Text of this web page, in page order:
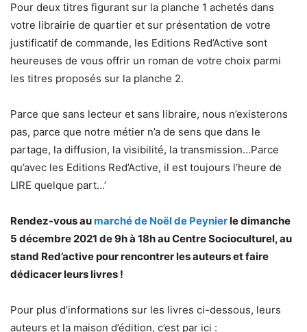
Pour deux titres figurant sur la planche 1 achetés dans
votre librairie de quartier et sur présentation de votre
justificatif de commande, les Editions Red’Active sont
heureuses de vous offrir un roman de votre choix parmi
les titres proposés sur la planche 2.
Parce que sans lecteur et sans libraire, nous n’existerons
pas, parce que notre métier n’a de sens que dans le
partage, la diffusion, la visibilité, la transmission…Parce
qu’avec les Editions Red’Active, il est toujours l’heure de
LIRE quelque part…’
Rendez-vous aumarché de Noël de Peynierle dimanche
5 décembre 2021 de 9h à 18h au Centre Socioculturel, au
stand Red’active pour rencontrer les auteurs et faire
dédicacer leurs livres !
Pour plus d’informations sur les livres ci-dessous, leurs
auteurs et la maison d’édition, c’est par ici :